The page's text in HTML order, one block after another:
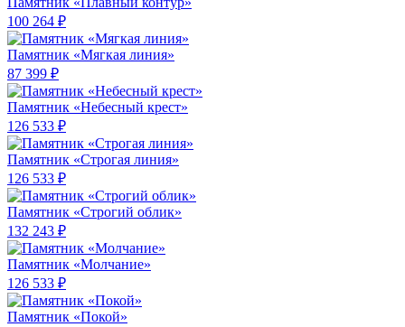
100 264 ₽
Памятник «Мягкая линия»
87 399 ₽
Памятник «Небесный крест»
126 533 ₽
Памятник «Строгая линия»
126 533 ₽
Памятник «Строгий облик»
132 243 ₽
Памятник «Молчание»
126 533 ₽
Памятник «Покой»